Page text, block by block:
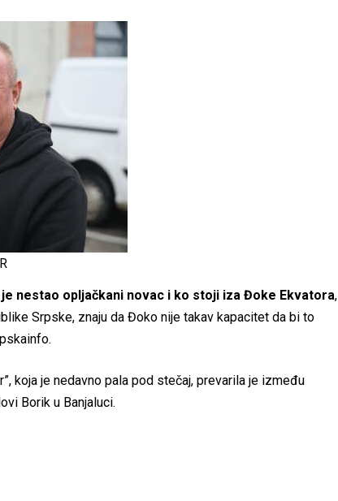
nestao opljačkani novac i ko stoji iza Đoke Ekvatora,
Srpske, znaju da Đoko nije takav kapacitet da bi to
koja je nedavno pala pod stečaj, prevarila je između
Borik u Banjaluci.